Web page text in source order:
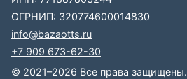
ОГРНИП: 320774600014830
info@bazaotts.ru
+7 909 673-62-30
© 2021–2026 Все права защищены.